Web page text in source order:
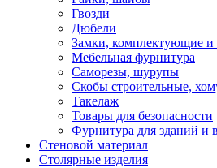
Гвозди
Дюбели
Замки, комплектующие и
Мебельная фурнитура
Саморезы, шурупы
Скобы строительные,
Такелаж
Товары для безопасности
Фурнитура для зданий и
Стеновой материал
Столярные изделия